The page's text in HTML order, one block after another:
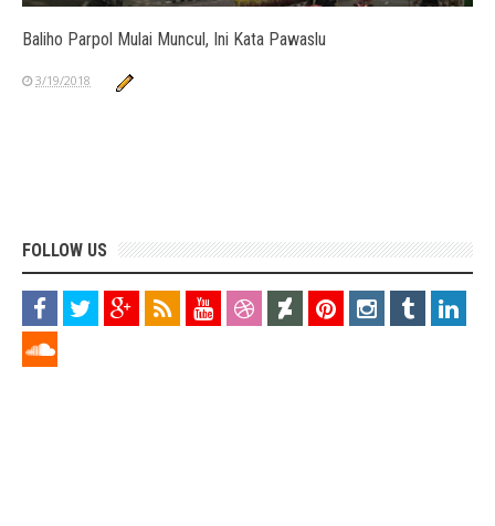
Baliho Parpol Mulai Muncul, Ini Kata Pawaslu
3/19/2018
FOLLOW US